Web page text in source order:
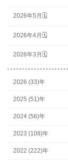
2026年5月🗓
2026年4月🗓
2026年3月🗓
2026 (33)年
2025 (51)年
2024 (56)年
2023 (108)年
2022 (222)年